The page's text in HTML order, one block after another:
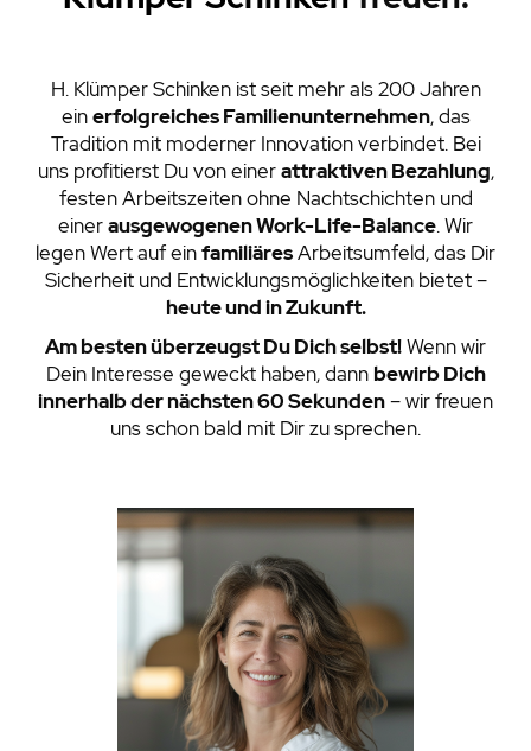
H. Klümper Schinken ist seit mehr als 200 Jahren
einerfolgreiches Familienunternehmen, das
Tradition mit moderner Innovation verbindet. Bei
uns profitierst Du von einerattraktiven Bezahlung,
festen Arbeitszeiten ohne Nachtschichten und
einerausgewogenen Work-Life-Balance. Wir
legen Wert auf einfamiliäresArbeitsumfeld, das Dir
Sicherheit und Entwicklungsmöglichkeiten bietet –
heute und in Zukunft.
Am besten überzeugst Du Dich selbst!Wenn wir
Dein Interesse geweckt haben, dann bewirb Dich
innerhalb der nächsten 60 Sekunden– wir freuen
uns schon bald mit Dir zu sprechen.